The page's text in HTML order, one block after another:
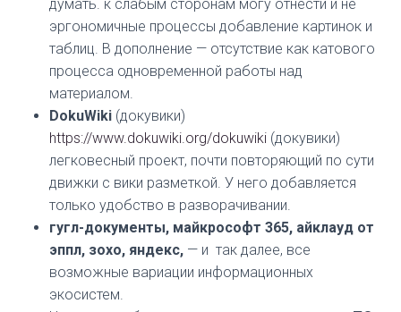
думать. к слабым сторонам могу отнести и не
эргономичные процессы добавление картинок и
таблиц. В дополнение — отсутствие как катового
процесса одновременной работы над
материалом.
DokuWiki (докувики)
https://www.dokuwiki.org/dokuwiki (докувики)
легковесный проект, почти повторяющий по сути
движки с вики разметкой. У него добавляется
только удобство в разворачивании.
гугл-документы, майкрософт 365, айклауд от
эппл, зохо, яндекс, — и так далее, все
возможные вариации информационных
экосистем.